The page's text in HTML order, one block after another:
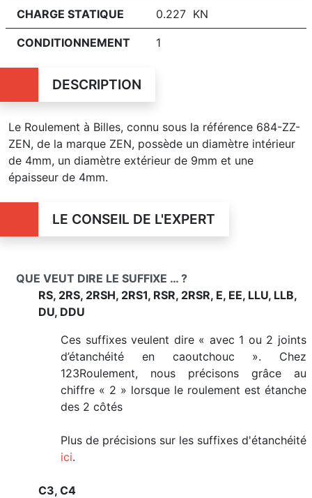
CHARGE STATIQUE 0.227 KN
CONDITIONNEMENT 1
DESCRIPTION
Le Roulement à Billes, connu sous la référence 684-ZZ-
ZEN, de la marque ZEN, possède un diamètre intérieur
de 4mm, un diamètre extérieur de 9mm et une
épaisseur de 4mm.
LE CONSEIL DE L'EXPERT
QUE VEUT DIRE LE SUFFIXE … ?
RS, 2RS, 2RSH, 2RS1, RSR, 2RSR, E, EE, LLU, LLB,
DU, DDU
Ces suffixes veulent dire « avec 1 ou 2 joints
d’étanchéité en caoutchouc ». Chez
123Roulement, nous précisons grâce au
chiffre « 2 » lorsque le roulement est étanche
des 2 côtés
Plus de précisions sur les suffixes d'étanchéité
ici.
C3, C4